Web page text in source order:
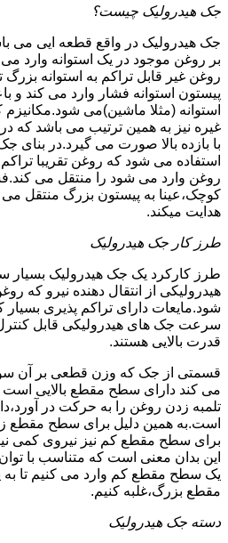
جک هیدرولیک چیست؟
جک هیدرولیک در واقع قطعه ایی می
بر روغن موجود در یک استوانه وارد
روغن غیر قابل تراکم به استوانه بزرگ
پیستون استوانه فشار وارد می کند و
استوانه (مثلا ماشین)می
غیره نیز به همین ترتیب می باشد که
با بازده بالا صورت می گیرد.در بنای
استفاده می شود که روغن تقریبا
روغن وارد می شود را منتقل می
کوچک،عینا به پیستون بزرگ منتقل می
هدایت میکند.
طرز کار جک هیدرولیک
طرز کارکرد یک جک هیدرولیک
هیدرولیکی از انتقال دهنده نیرو که
شود.مایعات دارای تراکم پذیری
سرعت جک های هیدرولیکی قابل
قدرت بالایی هستند.
قسمتی از جک که وزن قطعی بر آن
می کند دارای سطح مقطع بالایی است
تلمبه زدن روغن را به حرکت در
است.به همین دلیل برای سطح مقطع
برای سطح مقطع کم نیز نیروی کمی
این بدان معنی است که متناسب با
یک سطح مقطع کم وارد می کنیم تا به
مقطع بزرگ،غلبه کنیم.
دسته جک هیدرولیک